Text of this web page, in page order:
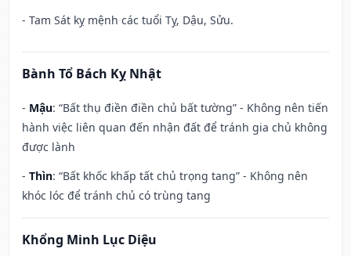
- Tam Sát kỵ mệnh các tuổi Tỵ, Dậu, Sửu.
Bành Tổ Bách Kỵ Nhật
- Mậu: “Bất thụ điền điền chủ bất tường” - Không nên tiến
hành việc liên quan đến nhận đất để tránh gia chủ không
được lành
- Thìn: “Bất khốc khấp tất chủ trọng tang” - Không nên
khóc lóc để tránh chủ có trùng tang
Khổng Minh Lục Diệu